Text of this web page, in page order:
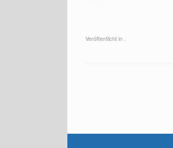
Veröffentlicht in .